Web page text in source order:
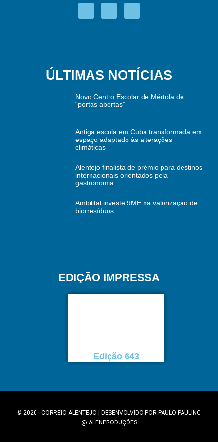
ÚLTIMAS NOTÍCIAS
Novo Centro Escolar de Mértola de
“portas abertas”
Antiga escola em Cuba transformada em
espaço adaptado às alterações
climáticas
Alentejo finalista de prémio para destinos
internacionais orientados pela
gastronomia
Ambilital investe 9ME na valorização de
biorresíduos
EDIÇÃO IMPRESSA
Edição 643
© 2020 - CORREIO ALENTEJO | DESENVOLVIDO POR PAULO PAULINO
@ ALENPRODUÇÕES